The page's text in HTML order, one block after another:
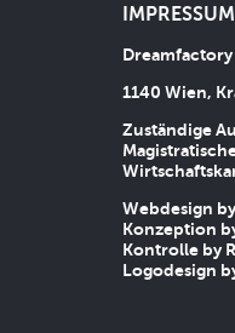
1140 Wien,
Zuständige
Webdesign
Konzeption
Kontrolle by
Logodesign